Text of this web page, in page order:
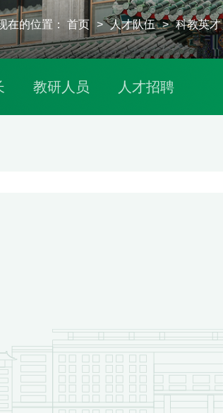
在的位置： 首页 > 人才队伍 > 科教英才
教研人员 人才招聘